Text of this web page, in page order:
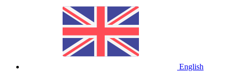
English